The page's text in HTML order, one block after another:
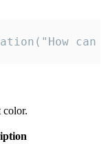
color.